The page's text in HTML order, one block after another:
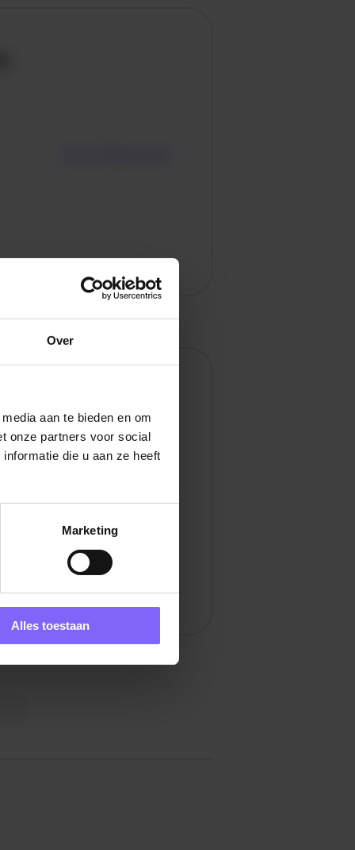
Over
aan te bieden en om
onze partners voor social
die u aan ze heeft
Marketing
Alles toestaan